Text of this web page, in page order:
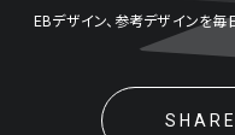
EBデザイン、参考デザインを毎